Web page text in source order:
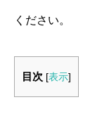
ください。
目次 [表示]